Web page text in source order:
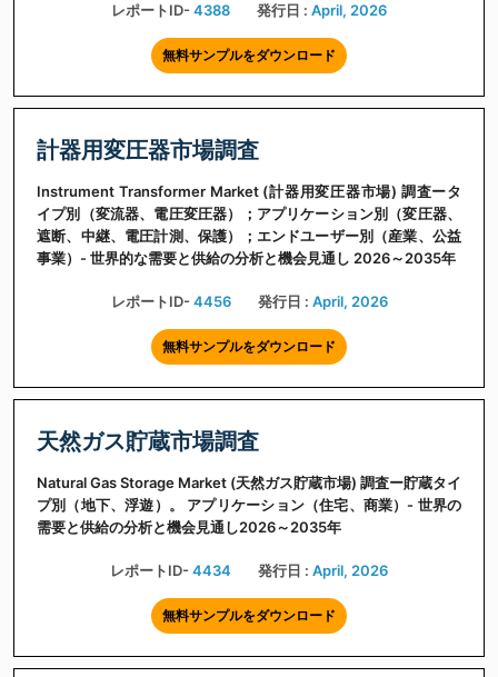
レポートID-4388 発行日 : April, 2026
無料サンプルをダウンロード
計器用変圧器市場調査
Instrument Transformer Market (計器用変圧器市場) 調査ータ
イプ別（変流器、電圧変圧器）；アプリケーション別（変圧器、
遮断、中継、電圧計測、保護）；エンドユーザー別（産業、公益
事業）- 世界的な需要と供給の分析と機会見通し 2026～2035年
レポートID-4456 発行日 : April, 2026
無料サンプルをダウンロード
天然ガス貯蔵市場調査
Natural Gas Storage Market (天然ガス貯蔵市場) 調査ー貯蔵タイ
プ別（地下、浮遊）。 アプリケーション（住宅、商業）- 世界の
需要と供給の分析と機会見通し2026～2035年
レポートID-4434 発行日 : April, 2026
無料サンプルをダウンロード